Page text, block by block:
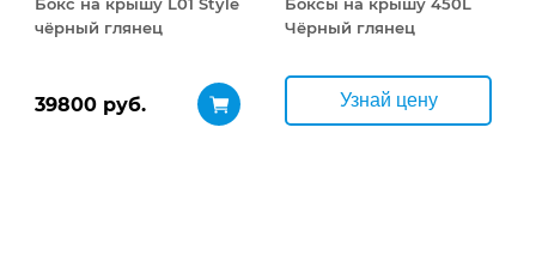
чёрный глянец
39800 руб.
Чёрный глянец
Узнай цену